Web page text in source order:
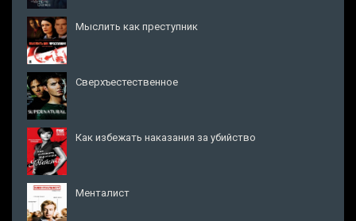
Мыслить как преступник
Сверхъестественное
Как избежать наказания за убийство
Менталист